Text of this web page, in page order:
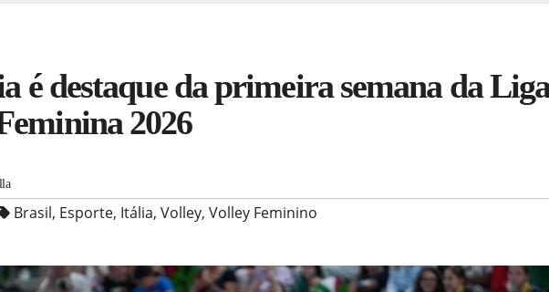
é destaque da primeira semana da
2026
Brasil, Esporte, Itália, Volley, Volley Feminino